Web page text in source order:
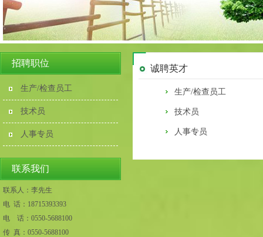
招聘职位
生产/检查员工
技术员
人事专员
联系我们
联系人： 李先生
电 话：18715393393
电 话：0550-5688100
传 真：0550-5688100
诚聘英才
生产/检查员工
技术员
人事专员